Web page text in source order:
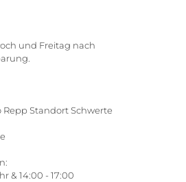
und Freitag nach
Standort Schwerte
& 14:00 - 17:00